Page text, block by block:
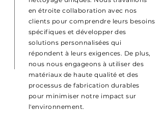
en étroite collaboration avec nos
clients pour comprendre leurs besoins
spécifiques et développer des
solutions personnalisées qui
répondent à leurs exigences. De plus,
nous nous engageons à utiliser des
matériaux de haute qualité et des
processus de fabrication durables
pour minimiser notre impact sur
l'environnement.